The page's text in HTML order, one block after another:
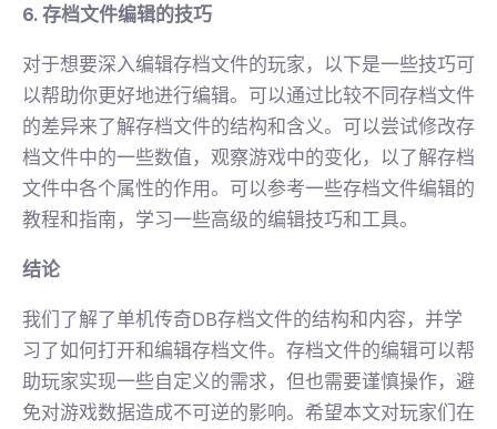
6. 存档文件编辑的技巧
对于想要深入编辑存档文件的玩家，以下是一些技巧可
以帮助你更好地进行编辑。可以通过比较不同存档文件
的差异来了解存档文件的结构和含义。可以尝试修改存
档文件中的一些数值，观察游戏中的变化，以了解存档
文件中各个属性的作用。可以参考一些存档文件编辑的
教程和指南，学习一些高级的编辑技巧和工具。
结论
我们了解了单机传奇DB存档文件的结构和内容，并学
习了如何打开和编辑存档文件。存档文件的编辑可以帮
助玩家实现一些自定义的需求，但也需要谨慎操作，避
免对游戏数据造成不可逆的影响。希望本文对玩家们在